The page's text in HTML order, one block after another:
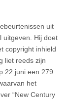
uit
uitgeven. Hij doet
copyright inhield
liet reeds zijn
22 juni een 279
het
“New Century